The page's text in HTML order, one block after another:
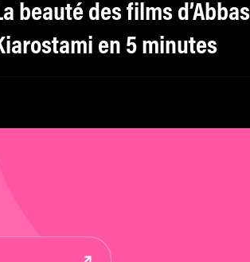
beauté des films d’Abbas
en 5 minutes